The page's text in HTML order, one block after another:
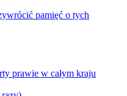
prawie w całym kraju